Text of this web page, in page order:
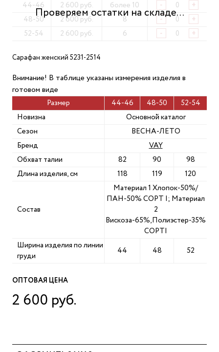
ОПТОВАЯ ЦЕНА
2 600 руб.
44-46 2 600 руб. более 10 - +
48-50 2 600 руб. 8 - +
52-54 2 600 руб. 6 - +
Сарафан женский 5231-2514
Внимание! В таблице указаны измерения изделия в
готовом виде
Размер 44-46 48-50
52-54
Новизна
Основной каталог
Сезон
ВЕСНА-ЛЕТО
Бренд
VAY
Обхват талии
82 90
98
Длина изделия, см
118 119 120
Состав
Материал 1 Хлопок-50%/
ПАН-50% СОРТ I; Материал
2
Вискоза-65%,Полиэстер-35%
СОРТI
Ширина изделия по линии
груди
44 48 52